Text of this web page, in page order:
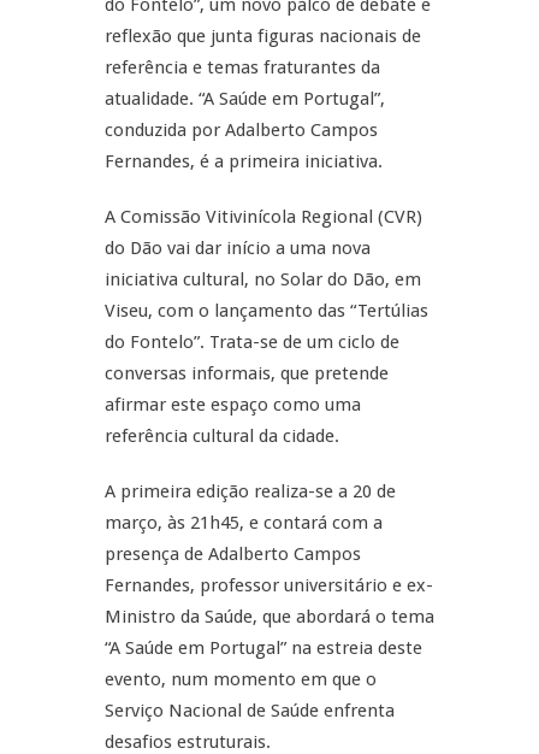
Antunes: Problemas nos
Exames Nacionais
do Fontelo”, um novo palco de debate e
reflexão que junta figuras nacionais de
referência e temas fraturantes da
atualidade. “A Saúde em Portugal”,
conduzida por Adalberto Campos
Fernandes, é a primeira iniciativa.
A Comissão Vitivinícola Regional (CVR)
do Dão vai dar início a uma nova
iniciativa cultural, no Solar do Dão, em
Viseu, com o lançamento das “Tertúlias
do Fontelo”. Trata-se de um ciclo de
conversas informais, que pretende
afirmar este espaço como uma
referência cultural da cidade.
A primeira edição realiza-se a 20 de
março, às 21h45, e contará com a
presença de Adalberto Campos
Fernandes, professor universitário e ex-
Ministro da Saúde, que abordará o tema
“A Saúde em Portugal” na estreia deste
evento, num momento em que o
Serviço Nacional de Saúde enfrenta
desafios estruturais.